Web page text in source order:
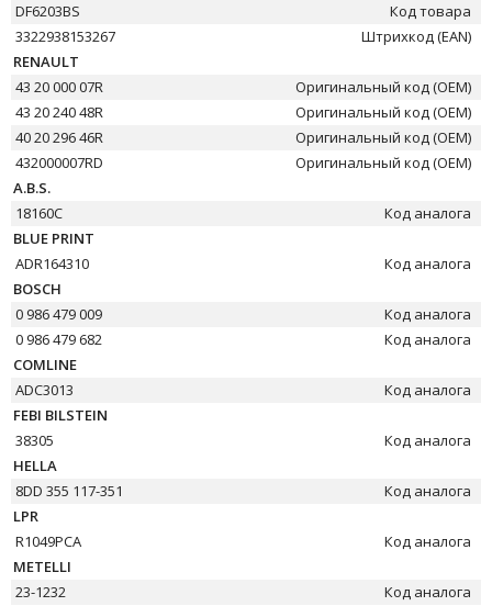
DF6203BS
Код товара
3322938153267
Штрихкод (EAN)
RENAULT
43 20 000 07R
Оригинальный код (OEM)
43 20 240 48R
Оригинальный код (OEM)
40 20 296 46R
Оригинальный код (OEM)
432000007RD
Оригинальный код (OEM)
A.B.S.
18160C
Код аналога
BLUE PRINT
ADR164310
Код аналога
BOSCH
0 986 479 009
Код аналога
0 986 479 682
Код аналога
COMLINE
ADC3013
Код аналога
FEBI BILSTEIN
38305
Код аналога
HELLA
8DD 355 117-351
Код аналога
LPR
R1049PCA
Код аналога
METELLI
23-1232
Код аналога